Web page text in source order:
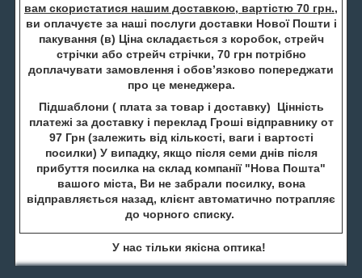
вам скористатися нашим доставкою, вартістю 70 грн.,
ви оплачуєте за наші послуги доставки Нової Пошти і
пакування (в) Ціна складається з коробок, стрейч
стрічки або стрейч стрічки, 70 грн потрібно
доплачувати замовлення і обов’язково попереджати
про це менеджера.
Підшаблони ( плата за товар і доставку) Цінність
платежі за доставку і переклад Гроші відправнику от
97 Грн (залежить від кількості, ваги і вартості
посилки) У випадку, якщо після семи днів після
прибуття посилка на склад компанії "Нова Пошта"
вашого міста, Ви не забрали посилку, вона
відправляється назад, клієнт автоматично потрапляє
до чорного списку.
У нас тільки якісна оптика!